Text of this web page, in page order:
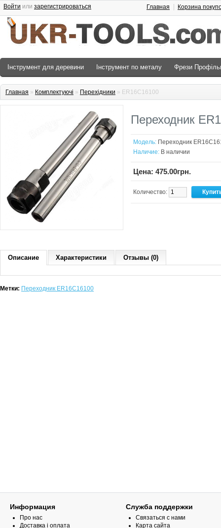
Войти или зарегистрироваться Главная Корзина
Інструмент для деревини Інструмент по металу Фрези
Главная » Комплектуючі » Перехідники » ER16C16100
Переходник
Модель: Переходник
Наличие: В наличии
Цена: 475.00грн.
Количество:
Описание Характеристики Отзывы (0)
Метки: Переходник ER16C16100
Информация
Про нас
Доставка і оплата
Служба поддержки
Связаться с нами
Карта сайта